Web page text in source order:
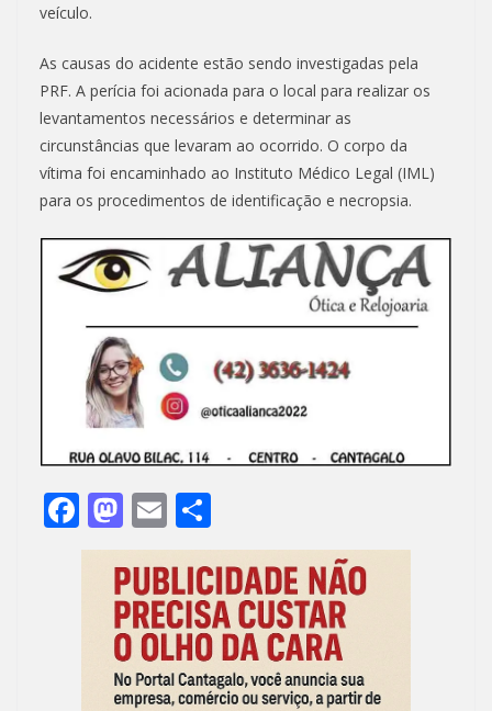
veículo.
As causas do acidente estão sendo investigadas pela
PRF. A perícia foi acionada para o local para realizar os
levantamentos necessários e determinar as
circunstâncias que levaram ao ocorrido. O corpo da
vítima foi encaminhado ao Instituto Médico Legal (IML)
para os procedimentos de identificação e necropsia.
F
ac
M
as
to
d
o
n
E
m
ai
l
h
ar
e